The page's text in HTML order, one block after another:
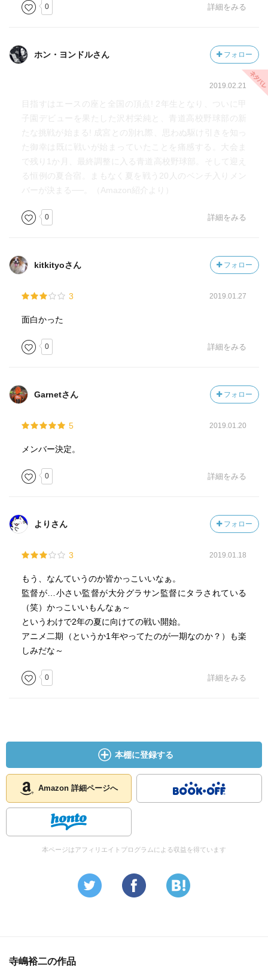
0 詳細をみる
ホン・ヨンドルさん フォロー
2019.02.21
目指すはエースの座と全国の頂点! 2年生となり、ついに甲
子園デビューを果たした沢村栄純と、青道高校野球部の新
たな挑戦が始まる! 成宮との別れ際、思わぬ駆け引きを知っ
た御幸は既に戦いが始まっていたことを痛感する。大会ま
で残り1か月、最終調整に入る青道高校野球部。そして迎え
る恒例の夏合宿。まもなく夏を戦う20人のベンチ入りメン
バーが決まる──。（Amazon紹介より）
0 詳細をみる
kitkityoさん フォロー
3 2019.01.27
面白かった
0 詳細をみる
Garnetさん フォロー
5 2019.01.20
メンバー決定。
0 詳細をみる
よりさん フォロー
3 2019.01.18
もう、なんていうのか皆かっこいいなぁ。
監督が…小さい監督が大分グラサン監督にタラされている
（笑）かっこいいもんなぁ～
というわけで2年の夏に向けての戦い開始。
アニメ二期（というか1年やってたのが一期なのか？）も楽
しみだな～
0 詳細をみる
本棚に登録する
Amazon 詳細ページへ
本ページはアフィリエイトプログラムによる収益を得ています
寺嶋裕二の作品